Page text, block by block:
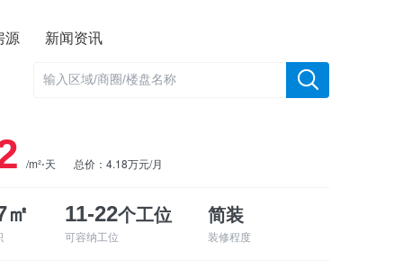
源 新闻资讯
/m²⋅天 总价：4.18万元/月
㎡ 11-22个工位
可容纳工位
简装
装修程度